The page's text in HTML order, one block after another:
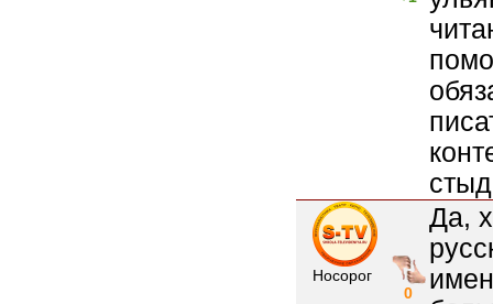
Носорог
0
Да,